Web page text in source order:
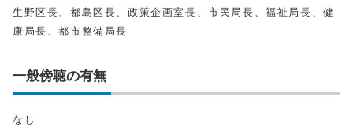
生野区長、都島区長、政策企画室長、市民局長、福祉局長、健
康局長、都市整備局長
一般傍聴の有無
なし